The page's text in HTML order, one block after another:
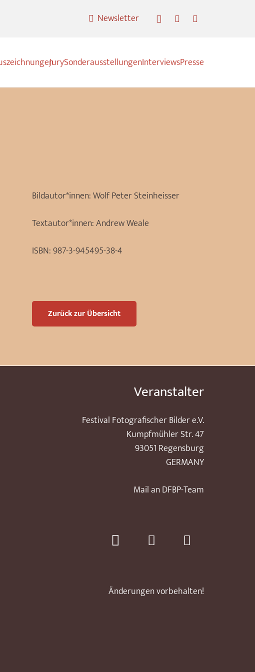
Newsletter
JurySonderausstellungenInterviewsPresse
Bildautor*innen:Wolf Peter Steinheisser
Textautor*innen:Andrew Weale
ISBN:987-3-945495-38-4
Zurück zur Übersicht
Veranstalter
Festival Fotografischer Bilder e.V.
Kumpfmühler Str. 47
93051 Regensburg
GERMANY
Mail an DFBP-Team
Änderungen vorbehalten!